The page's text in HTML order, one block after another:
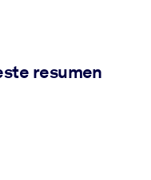
resumen